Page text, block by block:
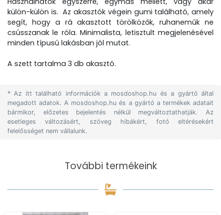
külön-külön is. Az akasztók végein gumi található, amely
segít, hogy a rá akasztott törölközők, ruhaneműk ne
csússzanak le róla. Minimalista, letisztult megjelenésével
minden típusú lakásban jól mutat.
A szett tartalma 3 db akasztó.
* Az itt található információk a mosdoshop.hu és a gyártó által
megadott adatok. A mosdoshop.hu és a gyártó a termékek adatait
bármikor, előzetes bejelentés nélkül megváltoztathatják. Az
esetleges változásért, szöveg hibákért, fotó eltérésekért
felelősséget nem vállalunk.
További termékeink